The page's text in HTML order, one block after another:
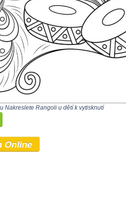
Nakreslete Rangoli u dětí k vytisknutí
Online